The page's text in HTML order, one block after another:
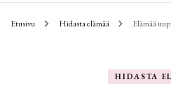
Etusivu Hidasta elämää Elämää
HIDASTA